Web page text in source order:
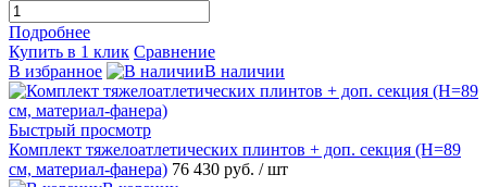
Подробнее
Купить в 1 клик Сравнение
В избранное
В наличии
Быстрый просмотр
Комплект тяжелоатлетических плинтов + доп. секция (Н=89
см, материал-фанера) 76 430 руб. / шт